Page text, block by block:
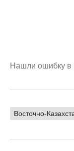
Нашли ошибку в
Восточно-